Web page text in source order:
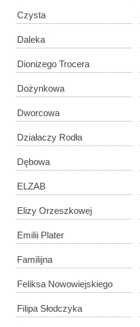
Czysta
Daleka
Dionizego Trocera
Dożynkowa
Dworcowa
Działaczy Rodła
Dębowa
ELZAB
Elizy Orzeszkowej
Emilii Plater
Familijna
Feliksa Nowowiejskiego
Filipa Słodczyka